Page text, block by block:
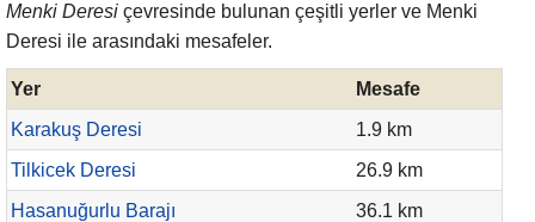
Menki Deresi çevresinde bulunan çeşitli yerler ve Menki
Deresi ile arasındaki mesafeler.
Yer
Mesafe
Karakuş Deresi
1.9 km
Tilkicek Deresi
26.9 km
Hasanuğurlu Barajı
36.1 km